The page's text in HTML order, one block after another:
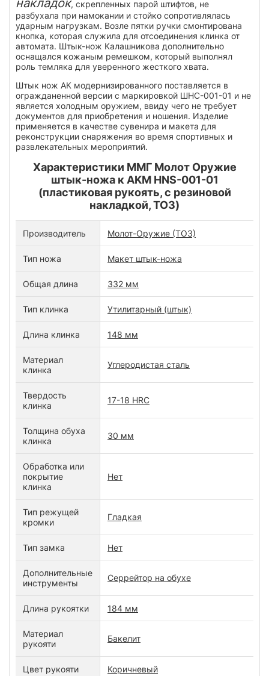
накладок, скрепленных парой штифтов, не
разбухала при намокании и стойко сопротивлялась
ударным нагрузкам. Возле пятки ручки смонтирована
кнопка, которая служила для отсоединения клинка от
автомата. Штык-нож Калашникова дополнительно
оснащался кожаным ремешком, который выполнял
роль темляка для уверенного жесткого хвата.
Штык нож АК модернизированного поставляется в
огражданенной версии с маркировкой ШНС-001-01 и не
является холодным оружием, ввиду чего не требует
документов для приобретения и ношения. Изделие
применяется в качестве сувенира и макета для
реконструкции снаряжения во время спортивных и
развлекательных мероприятий.
Характеристики ММГ Молот Оружие
штык-ножа к AKM HNS-001-01
(пластиковая рукоять, с резиновой
накладкой, ТОЗ)
Производитель Молот-Оружие (ТОЗ)
Тип ножа Макет штык-ножа
Общая длина 332 мм
Тип клинка Утилитарный (штык)
Длина клинка 148 мм
Материал
клинка
Углеродистая сталь
Твердость
клинка
17-18 HRC
Толщина обуха
клинка
30 мм
Обработка или
покрытие
клинка
Нет
Тип режущей
кромки
Гладкая
Тип замка Нет
Дополнительные
инструменты
Серрейтор на обухе
Длина рукоятки 184 мм
Материал
рукояти
Бакелит
Цвет рукояти Коричневый